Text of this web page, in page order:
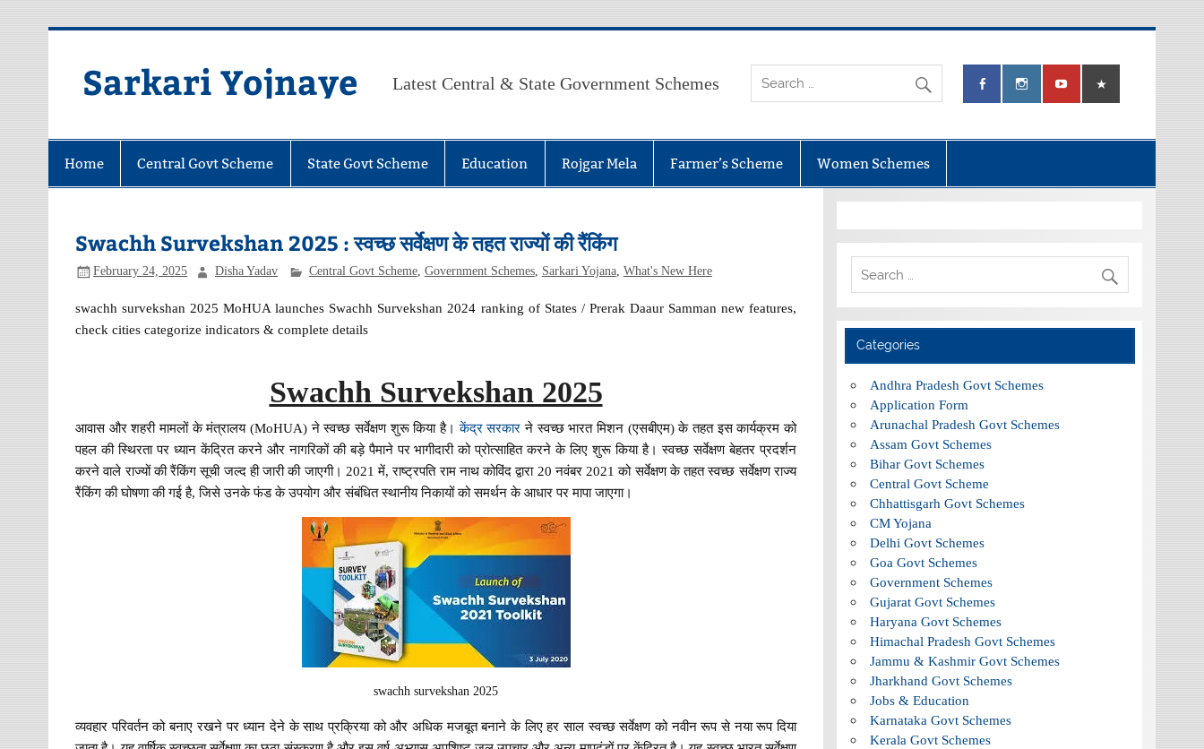
Sarkari Yojnaye Latest Central & State Government Schemes
Home Central Govt Scheme State Govt Scheme Education Rojgar Mela Farmer’s Scheme Women Schemes
Swachh Survekshan 2025 : स्वच्छ सर्वेक्षण के तहत राज्यों की रैंकिंग
February 24, 2025 Disha Yadav Central Govt Scheme, Government Schemes, Sarkari Yojana, What's New Here
swachh survekshan 2025 MoHUA launches Swachh Survekshan 2024 ranking of States / Prerak Daaur Samman new features,
check cities categorize indicators & complete details
Swachh Survekshan 2025
आवास और शहरी मामलों के मंत्रालय (MoHUA) ने स्वच्छ सर्वेक्षण शुरू किया है।केंद्र सरकार ने स्वच्छ भारत मिशन (एसबीएम) के तहत इस कार्यक्रम को
पहल की स्थिरता पर ध्यान केंद्रित करने और नागरिकों की बड़े पैमाने पर भागीदारी को प्रोत्साहित करने के लिए शुरू किया है। स्वच्छ सर्वेक्षण बेहतर प्रदर्शन
करने वाले राज्यों की रैंकिंग सूची जल्द ही जारी की जाएगी। 2021 में, राष्ट्रपति राम नाथ कोविंद द्वारा 20 नवंबर 2021 को सर्वेक्षण के तहत स्वच्छ सर्वेक्षण राज्य
रैंकिंग की घोषणा की गई है, जिसे उनके फंड के उपयोग और संबंधित स्थानीय निकायों को समर्थन के आधार पर मापा जाएगा।
swachh survekshan 2025
व्यवहार परिवर्तन को बनाए रखने पर ध्यान देने के साथ प्रक्रिया को और अधिक मजबूत बनाने के लिए हर साल स्वच्छ सर्वेक्षण को नवीन रूप से नया रूप दिया
Categories
Andhra Pradesh Govt Schemes
Application Form
Arunachal Pradesh Govt Schemes
Assam Govt Schemes
Bihar Govt Schemes
Central Govt Scheme
Chhattisgarh Govt Schemes
CM Yojana
Delhi Govt Schemes
Goa Govt Schemes
Government Schemes
Gujarat Govt Schemes
Haryana Govt Schemes
Himachal Pradesh Govt Schemes
Jammu & Kashmir Govt Schemes
Jharkhand Govt Schemes
Jobs & Education
Karnataka Govt Schemes
Kerala Govt Schemes